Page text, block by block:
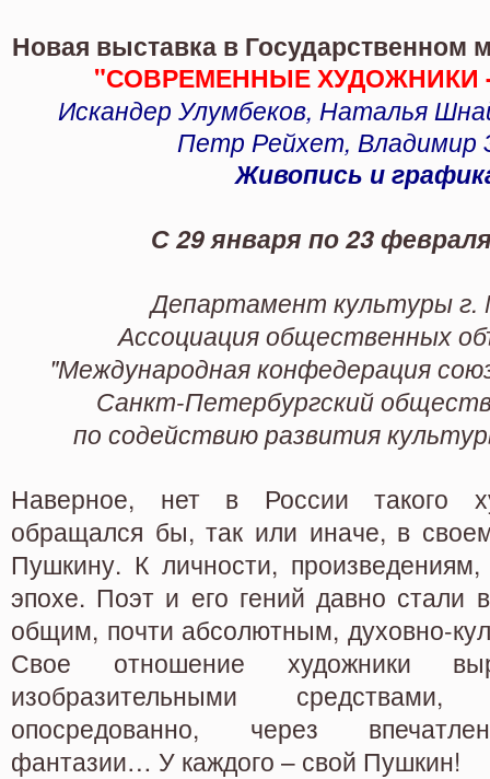
Новая выставка в Государственном
"СОВРЕМЕННЫЕ ХУДОЖНИКИ
Искандер Улумбеков, Наталья
Петр Рейхет, Владимир
Живопись и
С29 января по23
Департамент культуры г.
Ассоциация общественных
"Международная конфедерация
Санкт-Петербургский
по содействию развития
Наверное, нет в России такого
обращался бы, так или иначе, в
Пушкину. К личности,
эпохе. Поэт и его гений давно стали
общим, почти абсолютным, духовно-
Свое отношение художники
изобразительными
опосредованно, через
фантазии… У каждого – свой Пушкин!